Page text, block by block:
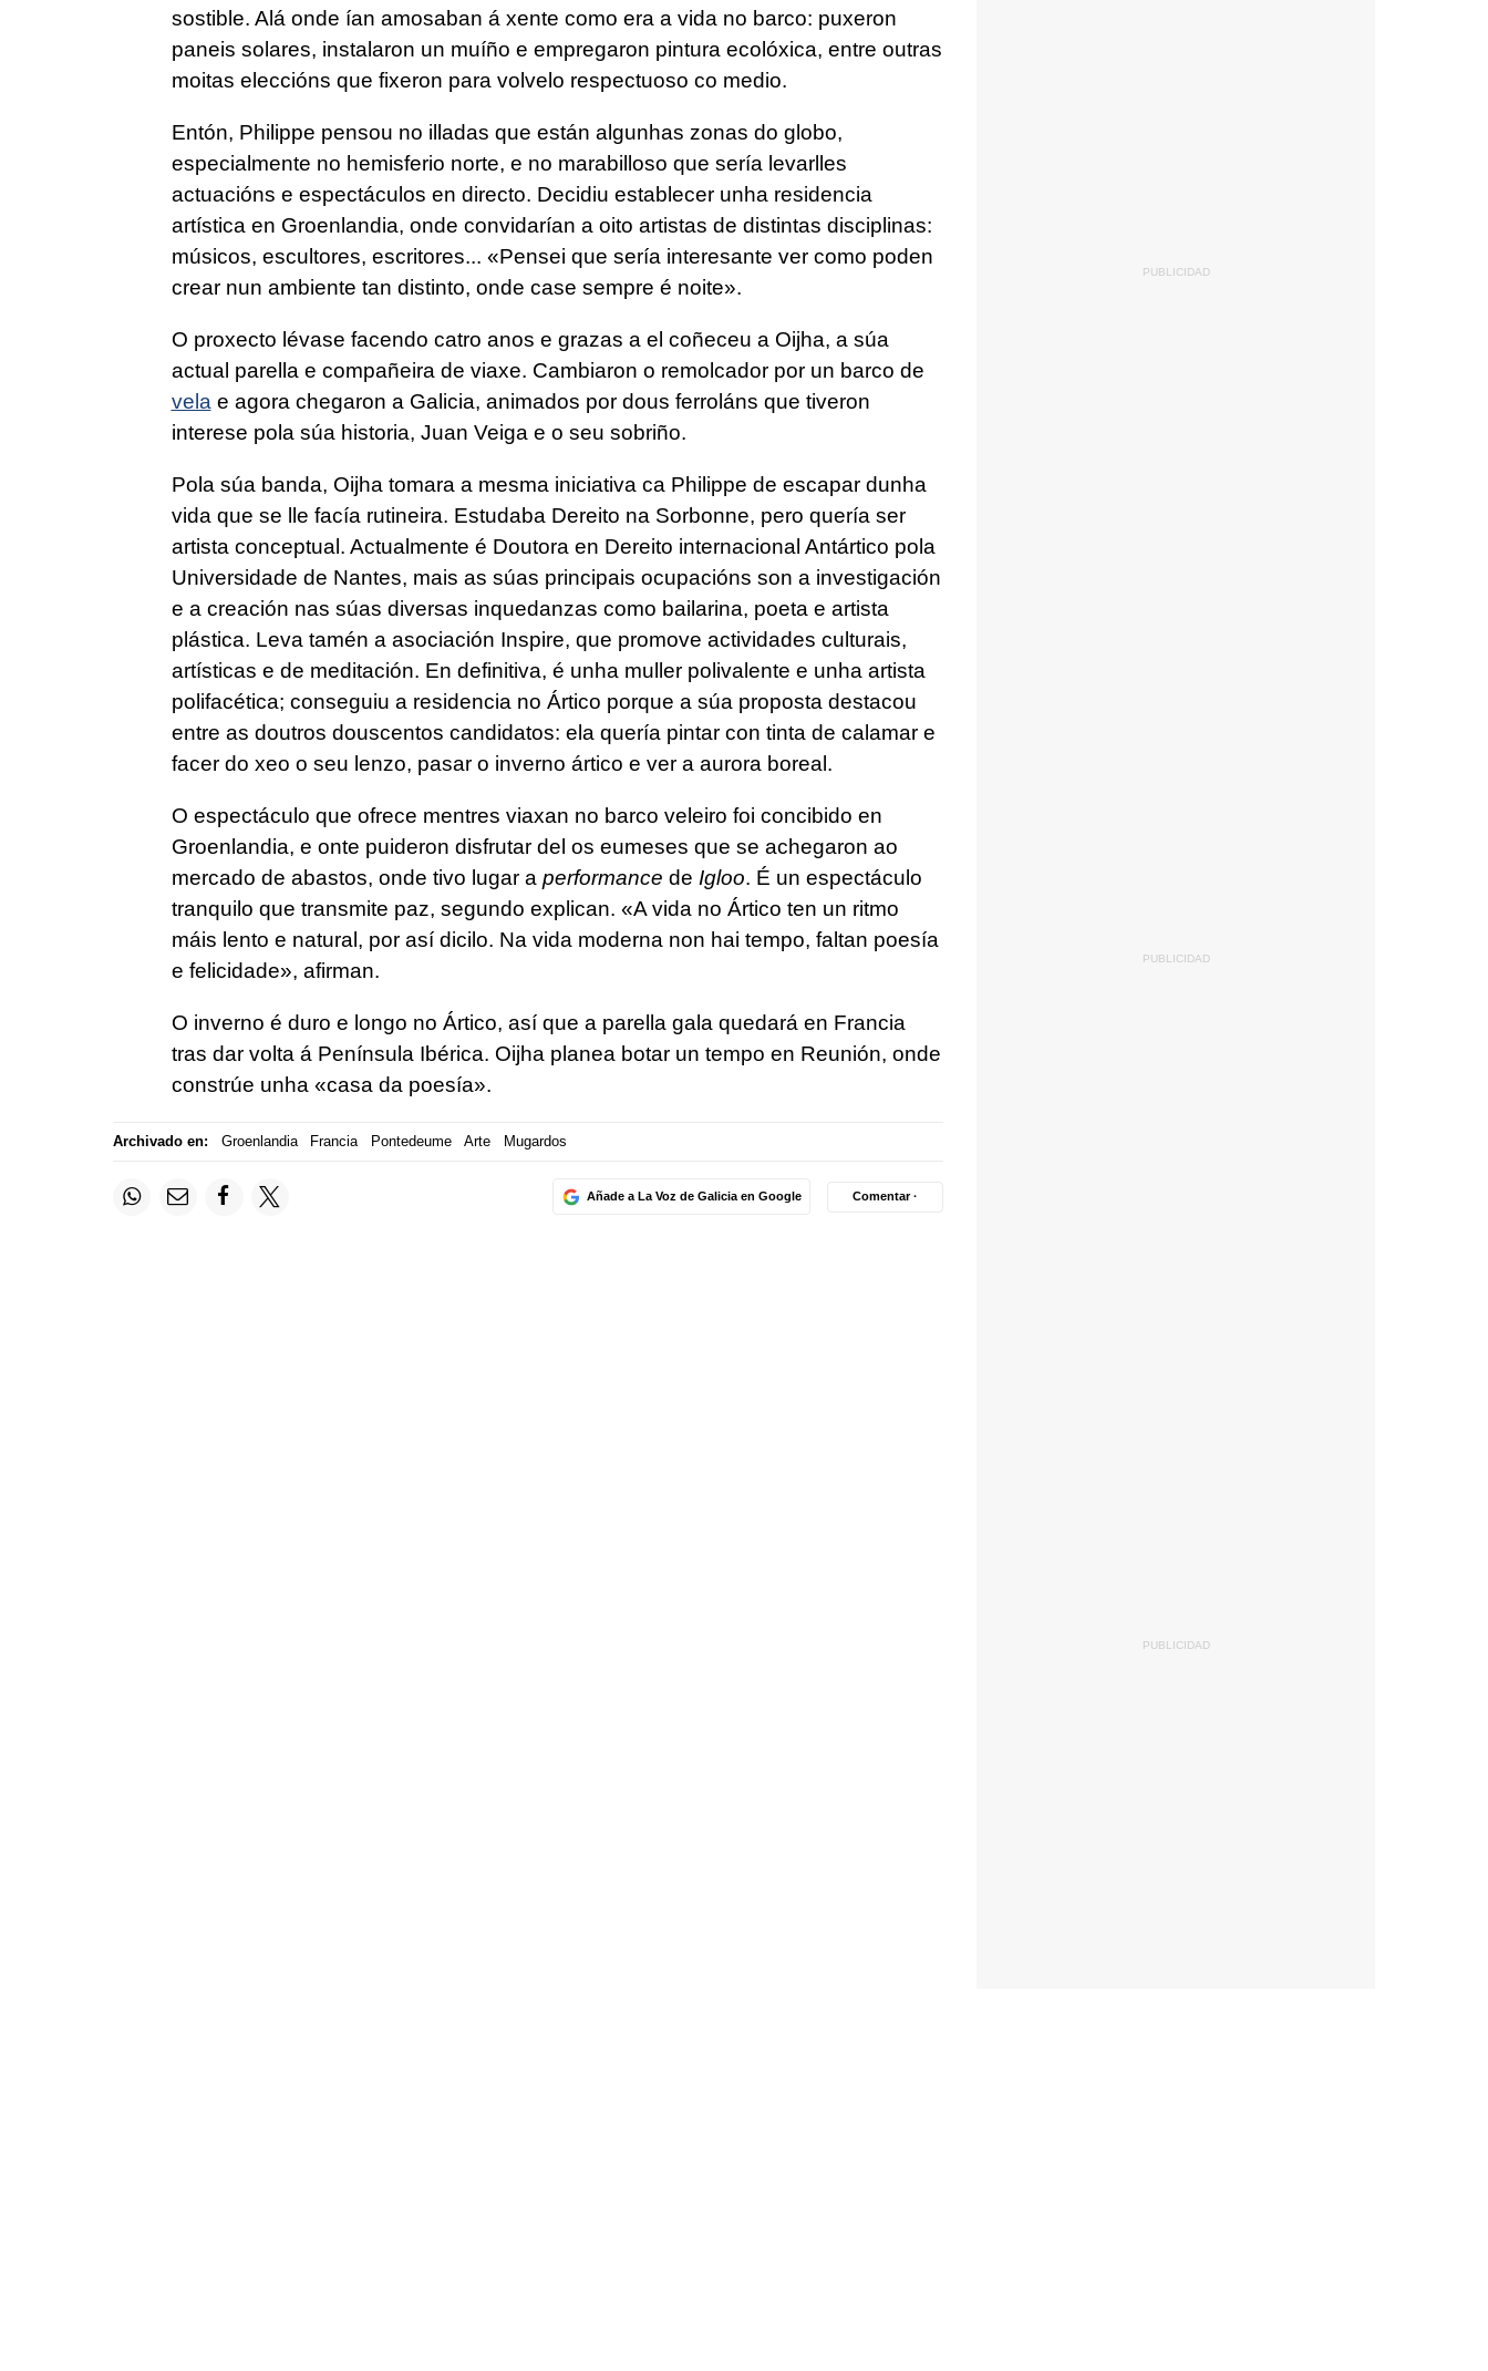
sostible. Alá onde ían amosaban á xente como era a vida no barco: puxeron
paneis solares, instalaron un muíño e empregaron pintura ecolóxica, entre outras
moitas eleccións que fixeron para volvelo respectuoso co medio.
Entón, Philippe pensou no illadas que están algunhas zonas do globo,
especialmente no hemisferio norte, e no marabilloso que sería levarlles
actuacións e espectáculos en directo. Decidiu establecer unha residencia
artística en Groenlandia, onde convidarían a oito artistas de distintas disciplinas:
músicos, escultores, escritores... «Pensei que sería interesante ver como poden
crear nun ambiente tan distinto, onde case sempre é noite».
O proxecto lévase facendo catro anos e grazas a el coñeceu a Oijha, a súa
actual parella e compañeira de viaxe. Cambiaron o remolcador por un barco de
vela e agora chegaron a Galicia, animados por dous ferroláns que tiveron
interese pola súa historia, Juan Veiga e o seu sobriño.
Pola súa banda, Oijha tomara a mesma iniciativa ca Philippe de escapar dunha
vida que se lle facía rutineira. Estudaba Dereito na Sorbonne, pero quería ser
artista conceptual. Actualmente é Doutora en Dereito internacional Antártico pola
Universidade de Nantes, mais as súas principais ocupacións son a investigación
e a creación nas súas diversas inquedanzas como bailarina, poeta e artista
plástica. Leva tamén a asociación Inspire, que promove actividades culturais,
artísticas e de meditación. En definitiva, é unha muller polivalente e unha artista
polifacética; conseguiu a residencia no Ártico porque a súa proposta destacou
entre as doutros douscentos candidatos: ela quería pintar con tinta de calamar e
facer do xeo o seu lenzo, pasar o inverno ártico e ver a aurora boreal.
O espectáculo que ofrece mentres viaxan no barco veleiro foi concibido en
Groenlandia, e onte puideron disfrutar del os eumeses que se achegaron ao
mercado de abastos, onde tivo lugar a performance de Igloo. É un espectáculo
tranquilo que transmite paz, segundo explican. «A vida no Ártico ten un ritmo
máis lento e natural, por así dicilo. Na vida moderna non hai tempo, faltan poesía
e felicidade», afirman.
O inverno é duro e longo no Ártico, así que a parella gala quedará en Francia
tras dar volta á Península Ibérica. Oijha planea botar un tempo en Reunión, onde
constrúe unha «casa da poesía».
Archivado en: Groenlandia Francia Pontedeume Arte Mugardos
Añade a La Voz de Galicia en Google Comentar ·